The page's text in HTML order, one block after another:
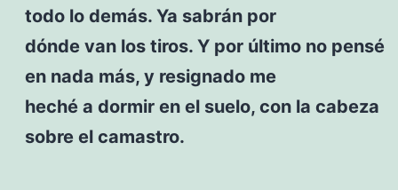
todo lo demás. Ya sabrán por
dónde van los tiros. Y por último no pensé
en nada más, y resignado me
heché a dormir en el suelo, con la cabeza
sobre el camastro.